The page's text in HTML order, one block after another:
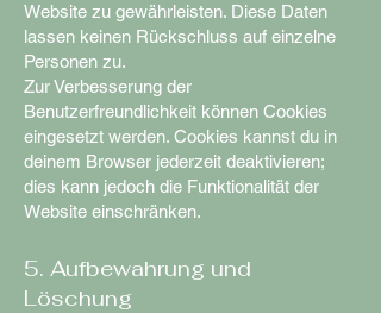
Website zu gewährleisten. Diese Daten
lassen keinen Rückschluss auf einzelne
Personen zu.
Zur Verbesserung der
Benutzerfreundlichkeit können Cookies
eingesetzt werden. Cookies kannst du in
deinem Browser jederzeit deaktivieren;
dies kann jedoch die Funktionalität der
Website einschränken.
5. Aufbewahrung und
Löschung